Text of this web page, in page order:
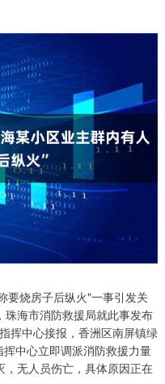
要烧房子后纵火"一事引发关
海市消防救援局就此事发布
挥中心接报，香洲区南屏镇绿
中心立即调派消防救援力量
无人员伤亡，具体原因正在